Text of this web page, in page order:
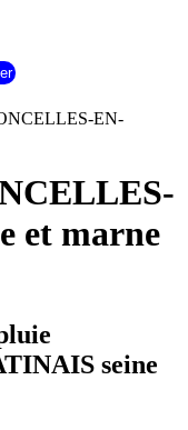
EN-
et marne
seine